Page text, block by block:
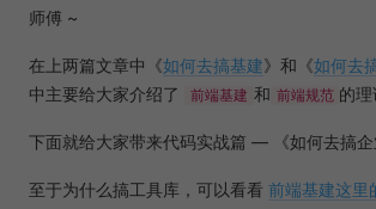
师傅 ~
在上两篇文章中《如何去搞基建》和《如何去
中主要给大家介绍了
前端基建 和 前端规范 的理
下面就给大家带来代码实战篇 — 《如何去搞企
至于为什么搞工具库，可以看看 前端基建这里